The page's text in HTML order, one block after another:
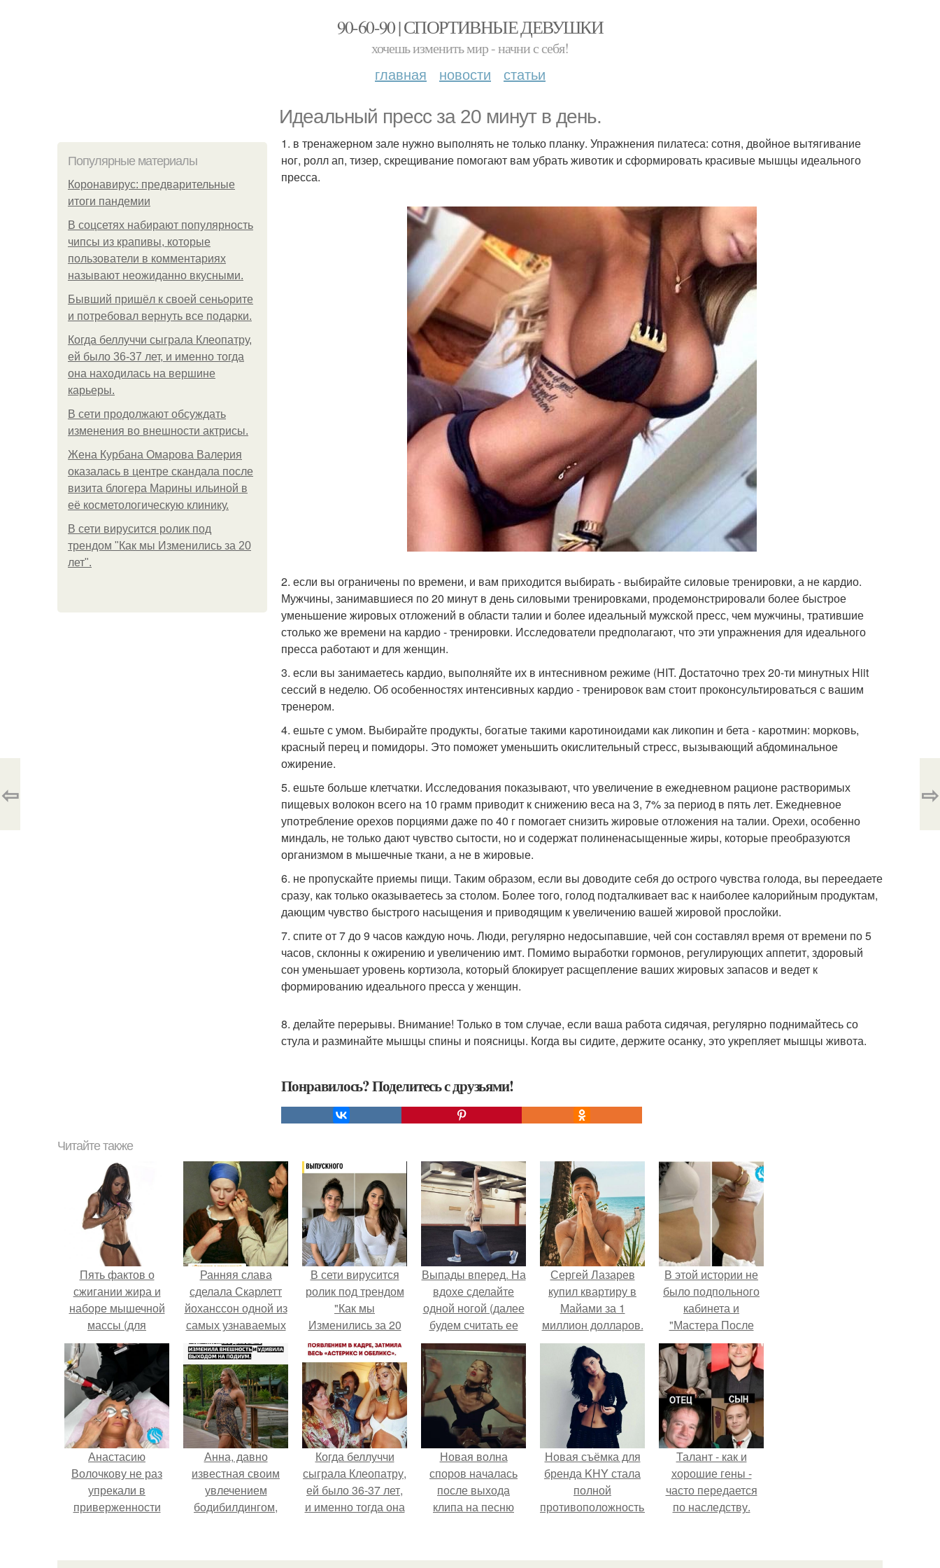
90-60-90 | СПОРТИВНЫЕ ДЕВУШКИ
хочешь изменить мир - начни с себя!
главная новости статьи
Идеальный пресс за 20 минут в день.
Популярные материалы
Коронавирус: предварительные
итоги пандемии
В соцсетях набирают популярность
чипсы из крапивы, которые
пользователи в комментариях
называют неожиданно вкусными.
Бывший пришёл к своей сеньорите
и потребовал вернуть все подарки.
Когда беллуччи сыграла Клеопатру,
ей было 36-37 лет, и именно тогда
она находилась на вершине
карьеры.
В сети продолжают обсуждать
изменения во внешности актрисы.
Жена Курбана Омарова Валерия
оказалась в центре скандала после
визита блогера Марины ильиной в
её косметологическую клинику.
В сети вирусится ролик под
трендом "Как мы Изменились за 20
лет".
1. в тренажерном зале нужно выполнять не только планку. Упражнения пилатеса: сотня, двойное вытягивание
ног, ролл ап, тизер, скрещивание помогают вам убрать животик и сформировать красивые мышцы идеального
пресса.
2. если вы ограничены по времени, и вам приходится выбирать - выбирайте силовые тренировки, а не кардио.
Мужчины, занимавшиеся по 20 минут в день силовыми тренировками, продемонстрировали более быстрое
уменьшение жировых отложений в области талии и более идеальный мужской пресс, чем мужчины, тратившие
столько же времени на кардио - тренировки. Исследователи предполагают, что эти упражнения для идеального
пресса работают и для женщин.
3. если вы занимаетесь кардио, выполняйте их в интеснивном режиме (HIT. Достаточно трех 20-ти минутных Hiit
сессий в неделю. Об особенностях интенсивных кардио - тренировок вам стоит проконсультироваться с вашим
тренером.
4. ешьте с умом. Выбирайте продукты, богатые такими каротиноидами как ликопин и бета - каротмин: морковь,
красный перец и помидоры. Это поможет уменьшить окислительный стресс, вызывающий абдоминальное
ожирение.
5. ешьте больше клетчатки. Исследования показывают, что увеличение в ежедневном рационе растворимых
пищевых волокон всего на 10 грамм приводит к снижению веса на 3, 7% за период в пять лет. Ежедневное
употребление орехов порциями даже по 40 г помогает снизить жировые отложения на талии. Орехи, особенно
миндаль, не только дают чувство сытости, но и содержат полиненасыщенные жиры, которые преобразуются
организмом в мышечные ткани, а не в жировые.
6. не пропускайте приемы пищи. Таким образом, если вы доводите себя до острого чувства голода, вы переедаете
сразу, как только оказываетесь за столом. Более того, голод подталкивает вас к наиболее калорийным продуктам,
дающим чувство быстрого насыщения и приводящим к увеличению вашей жировой прослойки.
7. спите от 7 до 9 часов каждую ночь. Люди, регулярно недосыпавшие, чей сон составлял время от времени по 5
часов, склонны к ожирению и увеличению имт. Помимо выработки гормонов, регулирующих аппетит, здоровый
сон уменьшает уровень кортизола, который блокирует расщепление ваших жировых запасов и ведет к
формированию идеального пресса у женщин.
8. делайте перерывы. Внимание! Только в том случае, если ваша работа сидячая, регулярно поднимайтесь со
стула и разминайте мышцы спины и поясницы. Когда вы сидите, держите осанку, это укрепляет мышцы живота.
Понравилось? Поделитесь с друзьями!
⇦ ⇨
Читайте также
Пять фактов о
сжигании жира и
наборе мышечной
массы (для
женщин).
Ранняя слава
сделала Скарлетт
йоханссон одной из
самых узнаваемых
актрис голливуда,
но за глянцевым
фасадом
скрывалась
огромная
неуверенность.
В сети вирусится
ролик под трендом
"Как мы
Изменились за 20
лет".
Выпады вперед. На
вдохе сделайте
одной ногой (далее
будем считать ее
рабочей) широкий
шаг вперед.
Сергей Лазарев
купил квартиру в
Майами за 1
миллион долларов.
В этой истории не
было подпольного
кабинета и
"Мастера После
Двухнедельных
Курсов".
Анастасию
Волочкову не раз
упрекали в
приверженности
Анна, давно
известная своим
увлечением
бодибилдингом,
в роли модели.
Когда беллуччи
сыграла Клеопатру,
ей было 36-37 лет,
и именно тогда она
Новая волна
споров началась
после выхода
клипа на песню
Новая съёмка для
бренда KHY стала
полной
противоположностью
ассоциировалась
Талант - как и
хорошие гены -
часто передается
по наследству.